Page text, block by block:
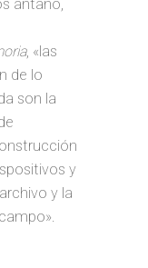
antaño,
, «las
de lo
son la
y
y la